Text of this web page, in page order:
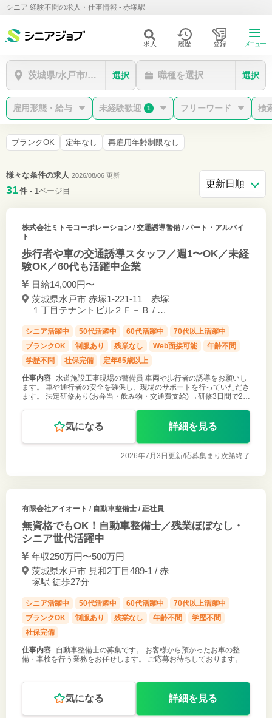
シニア 経験不問の求人・仕事情報 - 赤塚駅
求人 履歴 登録 メニュー
茨城県/水戸市/赤塚駅選択 職種を選択 選択
雇用形態・給与 未経験歓迎 1 フリーワード 検
ブランクOK 定年なし 再雇用年齢制限なし
様々な条件の求人 2026/08/06 更新
31件 - 1ページ目
株式会社ミトモコーポレーション/ 交通誘導警備 / パート・アルバイ
ト
歩行者や車の交通誘導スタッフ／週1〜OK／未経
験OK／60代も活躍中企業
日給14,000円〜
茨城県水戸市 赤塚1-221-11 赤塚
１丁目テナントビル２Ｆ－Ｂ / 赤
シニア活躍中 50代活躍中 60代活躍中
70代以上活躍中
ブランクOK
制服あり 残業なし Web面接可能
年齢不問
学歴不問
社保完備 定年65歳以上
仕事内容 水道施設工事現場の警備員 車両や歩行者の誘導をお願いし
ます。 車や通行者の安全を確保し、現場のサポートを行っていただき
ます。 法定研修あり(お弁当・飲み物・交通費支給) →研修3日間で20,
気になる 詳細を見る
2026年7月3日更新/応募集まり次第終了
有限会社アイオート / 自動車整備士 / 正社員
無資格でもOK！自動車整備士／残業ほぼなし・
シニア世代活躍中
年収250万円〜500万円
茨城県水戸市 見和2丁目489-1 / 赤
塚駅 徒歩27分
シニア活躍中 50代活躍中 60代活躍中
70代以上活躍中
ブランクOK
制服あり 残業なし 年齢不問
学歴不問
社保完備
仕事内容
自動車整備士の募集です。 お客様から預かったお車の整
備・車検を行う業務をお任せします。 ご応募お待ちしております。
気になる 詳細を見る